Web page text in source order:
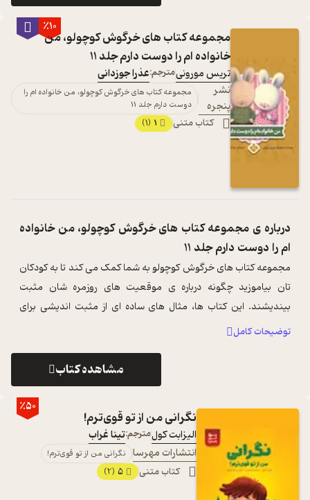
٪10
مجموعه کتاب های خرگوش کوچولو، من
خانواده ام را دوست دارم جلد 11
تریس مورونیمترجم:عذرا جوزدانی
نشر
پنجره
مجموعه کتاب های خرگوش کوچولو، من خانواده ام را
دوست دارم جلد 11
کتاب متنی 1
(1)
درباره ی مجموعه کتاب های خرگوش کوچولو، من خانواده
ام را دوست دارم جلد 11
مجموعه کتاب های خرگوش کوچولو به شما کمک می کند تا به کودکان
تان بیاموزید چگونه درباره ی موقعیت های روزمره شان مثبت
بیندیشند. این کتاب ها، مثال های ساده ای از مثبت اندیشی برای
کودکان را نیز با شما درمی ...
توضیحات کامل
مشاهده کتاب
٪50
نگرانی من از تو قوی‌ترم!
الیزابت کولمترجم:تینا غراب
انتشارات مهرسا
نگرانی من از تو قوی‌ترم!
کتاب متنی 5
(2)